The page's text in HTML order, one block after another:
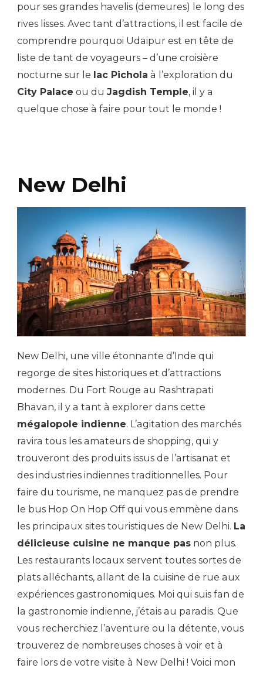
pour ses grandes havelis (demeures) le long des
rives lisses. Avec tant d’attractions, il est facile de
comprendre pourquoi Udaipur est en tête de
liste de tant de voyageurs – d’une croisière
nocturne sur le lac Pichola à l’exploration du
City Palace ou du Jagdish Temple, il y a
quelque chose à faire pour tout le monde !
New Delhi
New Delhi, une ville étonnante d’Inde qui
regorge de sites historiques et d’attractions
modernes. Du Fort Rouge au Rashtrapati
Bhavan, il y a tant à explorer dans cette
mégalopole indienne. L’agitation des marchés
ravira tous les amateurs de shopping, qui y
trouveront des produits issus de l’artisanat et
des industries indiennes traditionnelles. Pour
faire du tourisme, ne manquez pas de prendre
le bus Hop On Hop Off qui vous emmène dans
les principaux sites touristiques de New Delhi. La
délicieuse cuisine ne manque pas non plus.
Les restaurants locaux servent toutes sortes de
plats alléchants, allant de la cuisine de rue aux
expériences gastronomiques. Moi qui suis fan de
la gastronomie indienne, j’étais au paradis. Que
vous recherchiez l’aventure ou la détente, vous
trouverez de nombreuses choses à voir et à
faire lors de votre visite à New Delhi ! Voici mon